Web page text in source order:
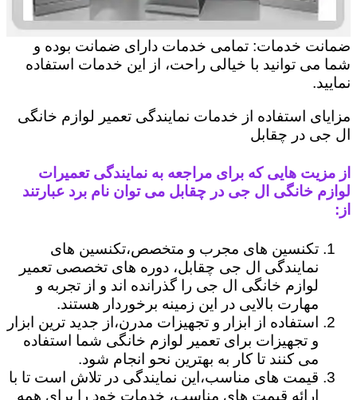
ضمانت خدمات: تمامی خدمات دارای ضمانت بوده و
شما می توانید با خیالی راحت، از این خدمات استفاده
نمایید.
مزایای استفاده از خدمات نمایندگی تعمیر لوازم خانگی
ال جی در چقابل
از مزیت هایی که برای مراجعه به نمایندگی تعمیرات
لوازم خانگی ال جی در چقابل می توان نام برد عبارتند
از:
تکنسین های مجرب و متخصص،تکنسین های
نمایندگی ال جی چقابل، دوره های تخصصی تعمیر
لوازم خانگی ال جی را گذرانده اند و از تجربه و
مهارت بالایی در این زمینه برخوردار هستند.
استفاده از ابزار و تجهیزات مدرن،از جدید ترین ابزار
و تجهیزات برای تعمیر لوازم خانگی شما استفاده
می کنند تا کار به بهترین نحو انجام شود.
قیمت های مناسب،این نمایندگی در تلاش است تا با
ارائه قیمت های مناسب، خدمات خود را برای همه